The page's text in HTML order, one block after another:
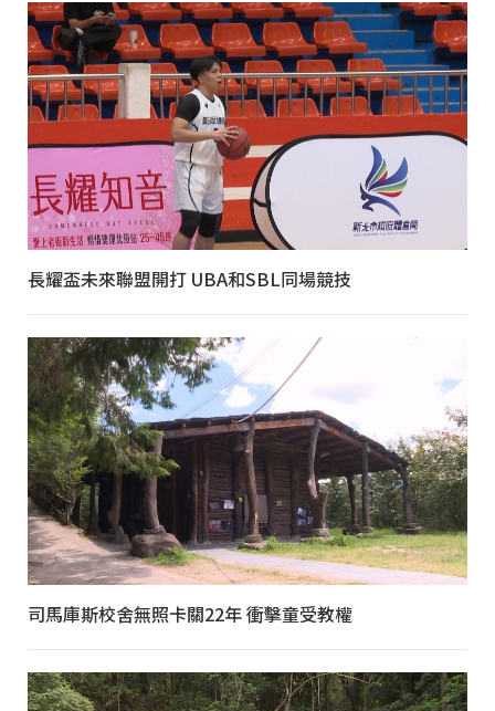
長耀盃未來聯盟開打 UBA和SBL同場競技
司馬庫斯校舍無照卡關22年 衝擊童受教權